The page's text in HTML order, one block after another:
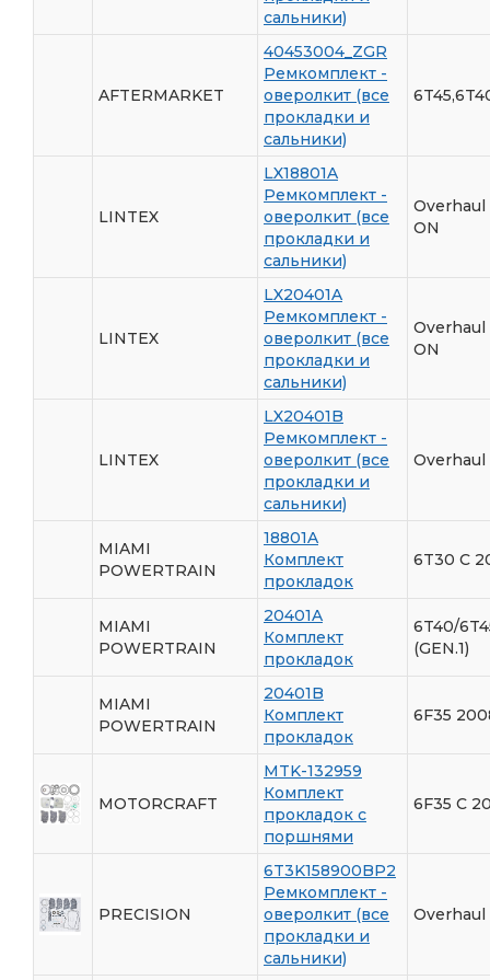
сальники)
AFTERMARKET
40453004_ZGR
Ремкомплект -
оверолкит (все
прокладки и
сальники)
LINTEX
LX18801A
Ремкомплект -
оверолкит (все
прокладки и
сальники)
ON
LINTEX
LX20401A
Ремкомплект -
оверолкит (все
прокладки и
сальники)
Overhaul
ON
LINTEX
LX20401B
Ремкомплект -
оверолкит (все
прокладки и
сальники)
Overhaul
MIAMI
POWERTRAIN
18801A
Комплект
прокладок
6T30 С
MIAMI
POWERTRAIN
20401A
Комплект
прокладок
6T40/
(GEN.1)
MIAMI
POWERTRAIN
20401B
Комплект
прокладок
6F35
MOTORCRAFT
MTK-132959
Комплект
прокладок с
поршнями
6F35 С
PRECISION
6T3K158900BP2
Ремкомплект -
оверолкит (все
прокладки и
сальники)
Overhaul